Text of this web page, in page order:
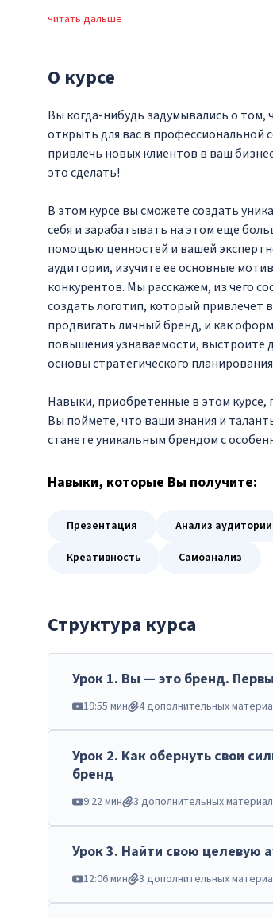
читать дальше
О курсе
Вы когда-нибудь задумывались о
открыть для вас в профессиональной
привлечь новых клиентов в ваш
это сделать!
В этом курсе вы сможете создать
себя и зарабатывать на этом еще
помощью ценностей и вашей
аудитории, изучите ее основные
конкурентов. Мы расскажем, из чего
создать логотип, который привлечет
продвигать личный бренд, и как
повышения узнаваемости, выстроите
основы стратегического
Навыки, приобретенные в этом курсе,
Вы поймете, что ваши знания и
станете уникальным брендом с
Навыки, которые Вы получите:
Презентация Анализ аудитории
Креативность
Самоанализ
Структура курса
Урок 1. Вы — это бренд.
19:55 мин 4 дополнительных
Урок 2. Как обернуть свои
бренд
9:22 мин 3 дополнительных
Урок3. Найти свою целевую
12:06 мин 3 дополнительных